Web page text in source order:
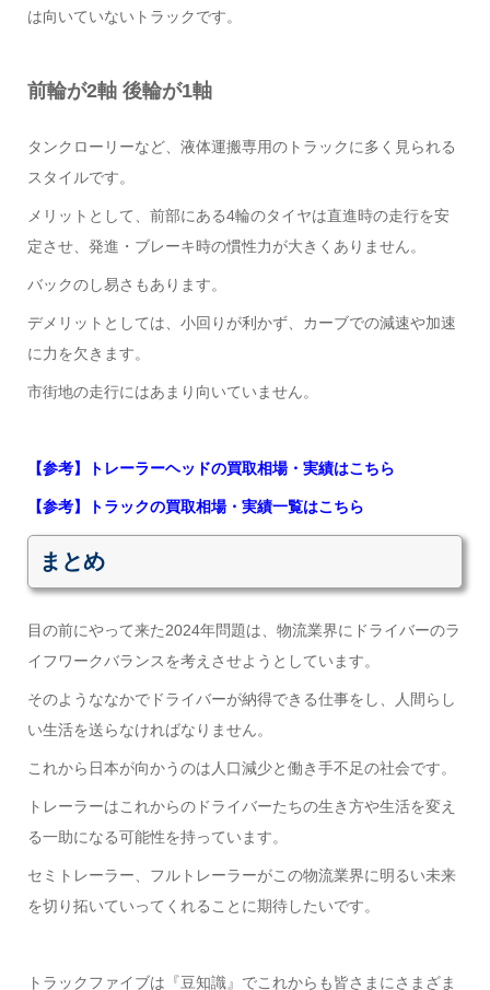
は向いていないトラックです。
前輪が2軸 後輪が1軸
タンクローリーなど、液体運搬専用のトラックに多く見られる
スタイルです。
メリットとして、前部にある4輪のタイヤは直進時の走行を安
定させ、発進・ブレーキ時の慣性力が大きくありません。
バックのし易さもあります。
デメリットとしては、小回りが利かず、カーブでの減速や加速
に力を欠きます。
市街地の走行にはあまり向いていません。
【参考】トレーラーヘッドの買取相場・実績はこちら
【参考】トラックの買取相場・実績一覧はこちら
まとめ
目の前にやって来た2024年問題は、物流業界にドライバーのラ
イフワークバランスを考えさせようとしています。
そのようななかでドライバーが納得できる仕事をし、人間らし
い生活を送らなければなりません。
これから日本が向かうのは人口減少と働き手不足の社会です。
トレーラーはこれからのドライバーたちの生き方や生活を変え
る一助になる可能性を持っています。
セミトレーラー、フルトレーラーがこの物流業界に明るい未来
を切り拓いていってくれることに期待したいです。
トラックファイブは『豆知識』でこれからも皆さまにさまざま